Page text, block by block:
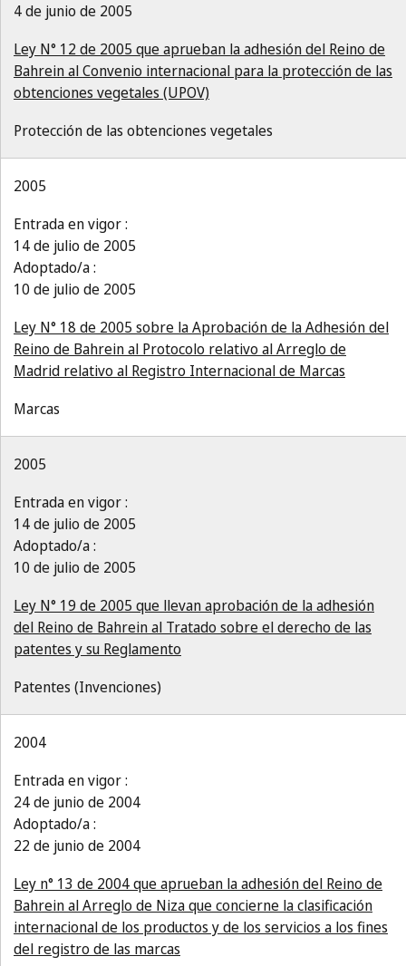
4 de junio de 2005
Ley N° 12 de 2005 que aprueban la adhesión del Reino de
Bahrein al Convenio internacional para la protección de las
obtenciones vegetales (UPOV)
Protección de las obtenciones vegetales
2005
Entrada en vigor :
14 de julio de 2005
Adoptado/a :
10 de julio de 2005
Ley N° 18 de 2005 sobre la Aprobación de la Adhesión del
Reino de Bahrein al Protocolo relativo al Arreglo de
Madrid relativo al Registro Internacional de Marcas
Marcas
2005
Entrada en vigor :
14 de julio de 2005
Adoptado/a :
10 de julio de 2005
Ley N° 19 de 2005 que llevan aprobación de la adhesión
del Reino de Bahrein al Tratado sobre el derecho de las
patentes y su Reglamento
Patentes (Invenciones)
2004
Entrada en vigor :
24 de junio de 2004
Adoptado/a :
22 de junio de 2004
Ley n° 13 de 2004 que aprueban la adhesión del Reino de
Bahrein al Arreglo de Niza que concierne la clasificación
internacional de los productos y de los servicios a los fines
del registro de las marcas